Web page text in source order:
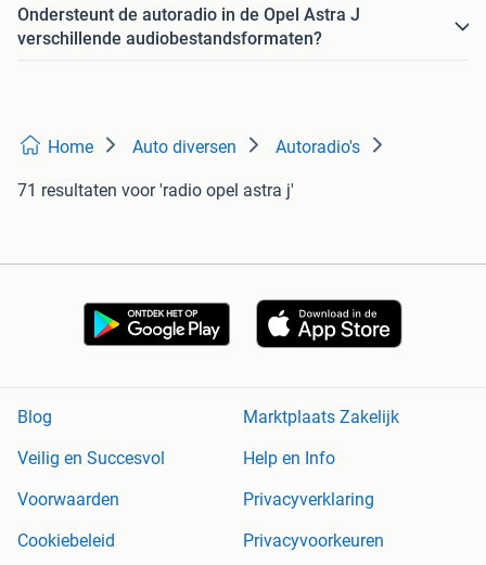
Ondersteunt de autoradio in de Opel Astra J
verschillende audiobestandsformaten?
Home Auto diversen Autoradio's
71 resultaten voor 'radio opel astra j'
Blog
Marktplaats Zakelijk
Veilig en Succesvol
Help en Info
Voorwaarden
Privacyverklaring
Cookiebeleid
Privacyvoorkeuren